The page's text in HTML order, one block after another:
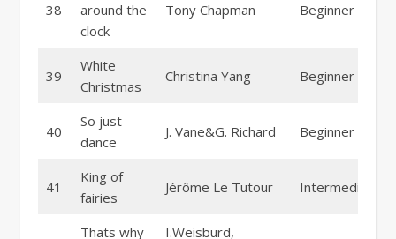
38
around the
clock
Tony Chapman Beginner
39
White
Christmas
Christina Yang Beginner
40
So just
dance
J. Vane&G. Richard Beginner
41
King of
fairies
Jérôme Le Tutour Intermediate
Thats why
I.Weisburd,